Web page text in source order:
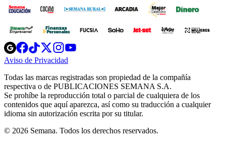
Opens
in
new
Opens
in
new
Opens
in
new
window
Opens
new
windowwindow
Aviso de Privacidad
new
window
Todas las marcas registradas son propiedad de la compañía
respectiva o de PUBLICACIONES SEMANA S.A.
Se prohíbe la reproducción total o parcial de cualquiera de los
contenidos que aquí aparezca, así como su traducción a cualquier
idioma sin autorización escrita por su titular.
© 2026 Semana. Todos los derechos reservados.